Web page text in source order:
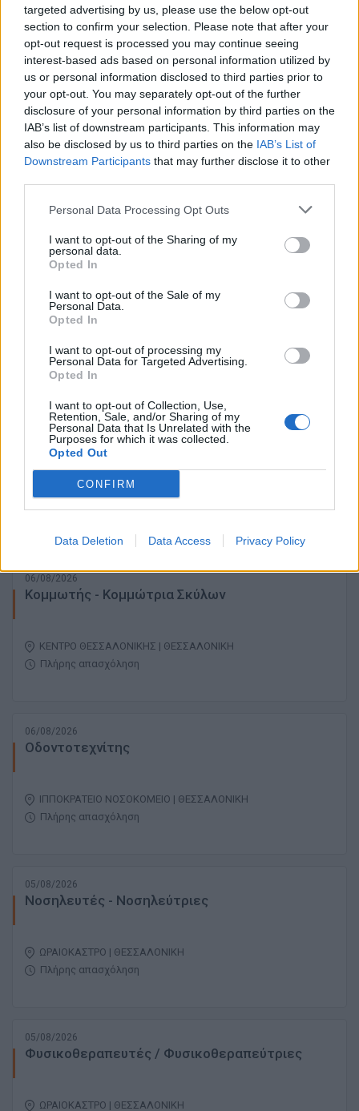
targeted advertising by us, please use the below opt-out
section to confirm your selection. Please note that after your
opt-out request is processed you may continue seeing
interest-based ads based on personal information utilized by
us or personal information disclosed to third parties prior to
your opt-out. You may separately opt-out of the further
disclosure of your personal information by third parties on the
IAB’s list of downstream participants. This information may
also be disclosed by us to third parties on the IAB’s List of
Downstream Participants that may further disclose it to other
Personal Data Processing Opt Outs
I want to opt-out of the Sharing of my
personal data.
Opted In
I want to opt-out of the Sale of my
Personal Data.
Opted In
I want to opt-out of processing my
Personal Data for Targeted Advertising.
Opted In
I want to opt-out of Collection, Use,
Retention, Sale, and/or Sharing of my
Personal Data that Is Unrelated with the
Purposes for which it was collected.
Opted Out
CONFIRM
Data Deletion Data Access Privacy Policy
ΙΠΠΟΚΡΑΤΕΙΟ | ΘΕΣΣΑΛΟΝΙΚΗ
Πλήρης απασχόληση
Φαρμακοποιός & Βοηθός Φαρμακείου
ΚΕΝΤΡΟ ΘΕΣΣΑΛΟΝΙΚΗΣ | ΘΕΣΣΑΛΟΝΙΚΗ
Πλήρης απασχόληση
06/08/2026
Βοηθός Φαρμακείου
Μερική απασχόληση
06/08/2026
Φαρμακοποιός
ΠΕΡΙΟΧΗ ΜΑΡΤΙΟΥ | ΘΕΣΣΑΛΟΝΙΚΗ
Πλήρης απασχόληση | Μερική απασχόληση
06/08/2026
Κομμωτής - Κομμώτρια Σκύλων
ΚΕΝΤΡΟ ΘΕΣΣΑΛΟΝΙΚΗΣ | ΘΕΣΣΑΛΟΝΙΚΗ
Πλήρης απασχόληση
06/08/2026
Οδοντοτεχνίτης
ΙΠΠΟΚΡΑΤΕΙΟ ΝΟΣΟΚΟΜΕΙΟ | ΘΕΣΣΑΛΟΝΙΚΗ
Πλήρης απασχόληση
05/08/2026
Νοσηλευτές - Νοσηλεύτριες
ΩΡΑΙΟΚΑΣΤΡΟ | ΘΕΣΣΑΛΟΝΙΚΗ
Πλήρης απασχόληση
05/08/2026
Φυσικοθεραπευτές / Φυσικοθεραπεύτριες
ΩΡΑΙΟΚΑΣΤΡΟ | ΘΕΣΣΑΛΟΝΙΚΗ